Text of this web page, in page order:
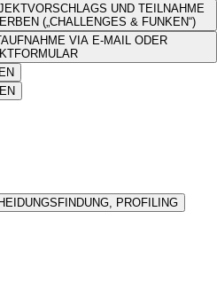
UND TEILNAHME
(„CHALLENGES & FUNKEN“)
VIA E-MAIL ODER
PROFILING